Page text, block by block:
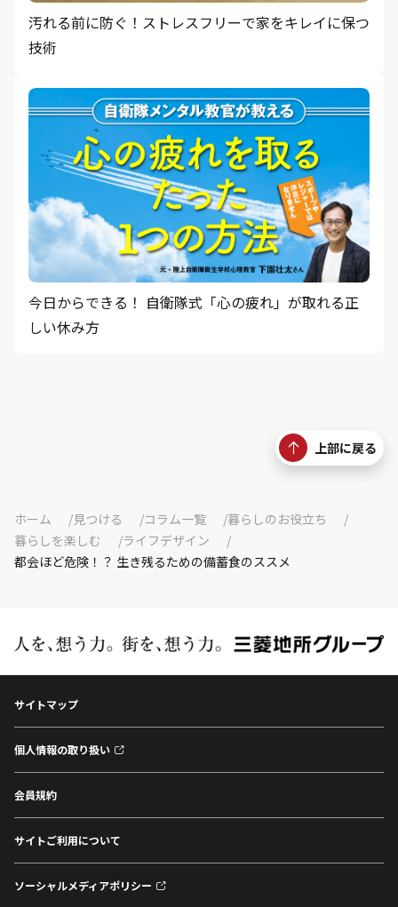
汚れる前に防ぐ！ストレスフリーで家をキレイに保つ
技術
今日からできる！ 自衛隊式「心の疲れ」が取れる正
しい休み方
上部に戻る
ホーム 見つける コラム一覧
暮らしのお役立ち
暮らしを楽しむ
ライフデザイン
都会ほど危険！？ 生き残るための備蓄食のススメ
サイトマップ
個人情報の取り扱い
会員規約
サイトご利用について
ソーシャルメディアポリシー